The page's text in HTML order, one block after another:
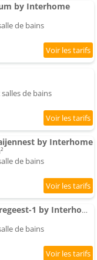
by Interhome
de bains
de bains
by Interhome
de bains
Maison de vacances Dorregeest-1 by Interhome
de bains